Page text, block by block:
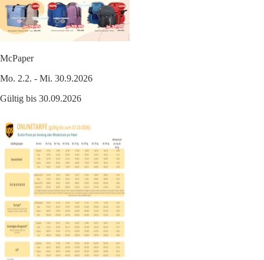
McPaper
Mo. 2.2. - Mi. 30.9.2026
Gültig bis 30.09.2026